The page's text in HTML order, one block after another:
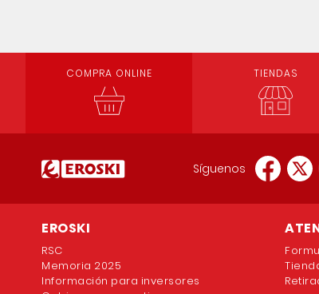
COMPRA ONLINE TIENDAS
Síguenos
EROSKI
RSC
Memoria 2025
Información para inversores